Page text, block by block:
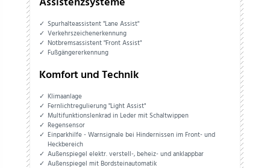
Spurhalteassistent "Lane Assist"
Verkehrszeichenerkennung
Notbremsassistent "Front Assist"
Fußgängererkennung
Komfort und Technik
Klimaanlage
Fernlichtregulierung "Light Assist"
Multifunktionslenkrad in Leder mit Schaltwippen
Regensensor
Einparkhilfe - Warnsignale bei Hindernissen im Front- und
Heckbereich
Außenspiegel elektr. verstell-, beheiz- und anklappbar
Außenspiegel mit Bordsteinautomatik